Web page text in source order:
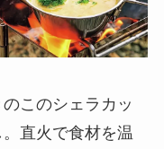
このシェラカッ
直火で食材を温